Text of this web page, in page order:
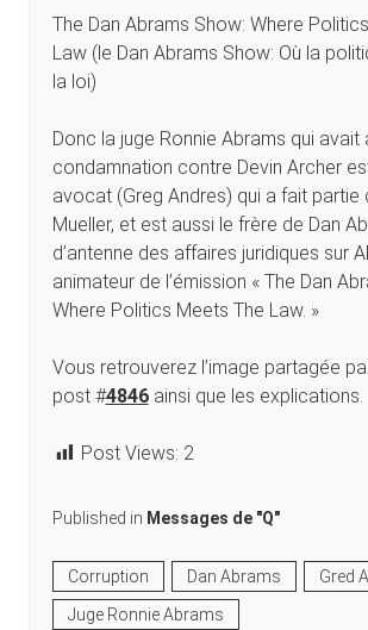
The Dan Abrams Show: Where
Law (le Dan Abrams Show: Où la
la loi)
Donc la juge Ronnie Abrams qui avait
condamnation contre Devin Archer
avocat (Greg Andres) qui a fait partie
Mueller, et est aussi le frère de Dan
d’antenne des affaires juridiques sur
animateur de l’émission « The Dan
Where Politics Meets The Law. »
Vous retrouverez l’image partagée
post #4846ainsi que les explications.
Post Views: 2
Published in Messages de "Q"
Corruption Dan Abrams
Gred
Juge Ronnie Abrams